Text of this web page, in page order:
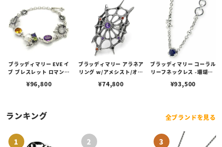
ブラッディマリー EVE イ
ブ ブレスレット ロマンス
¥96,800
ブラッディマリー アラネア
リング w/アメシスト/オレ
スピネル
¥74,800
ブラッディマリー コーラル
リーフネックレス -珊瑚礁-
¥93,500
ランキング 全ブランドを見る